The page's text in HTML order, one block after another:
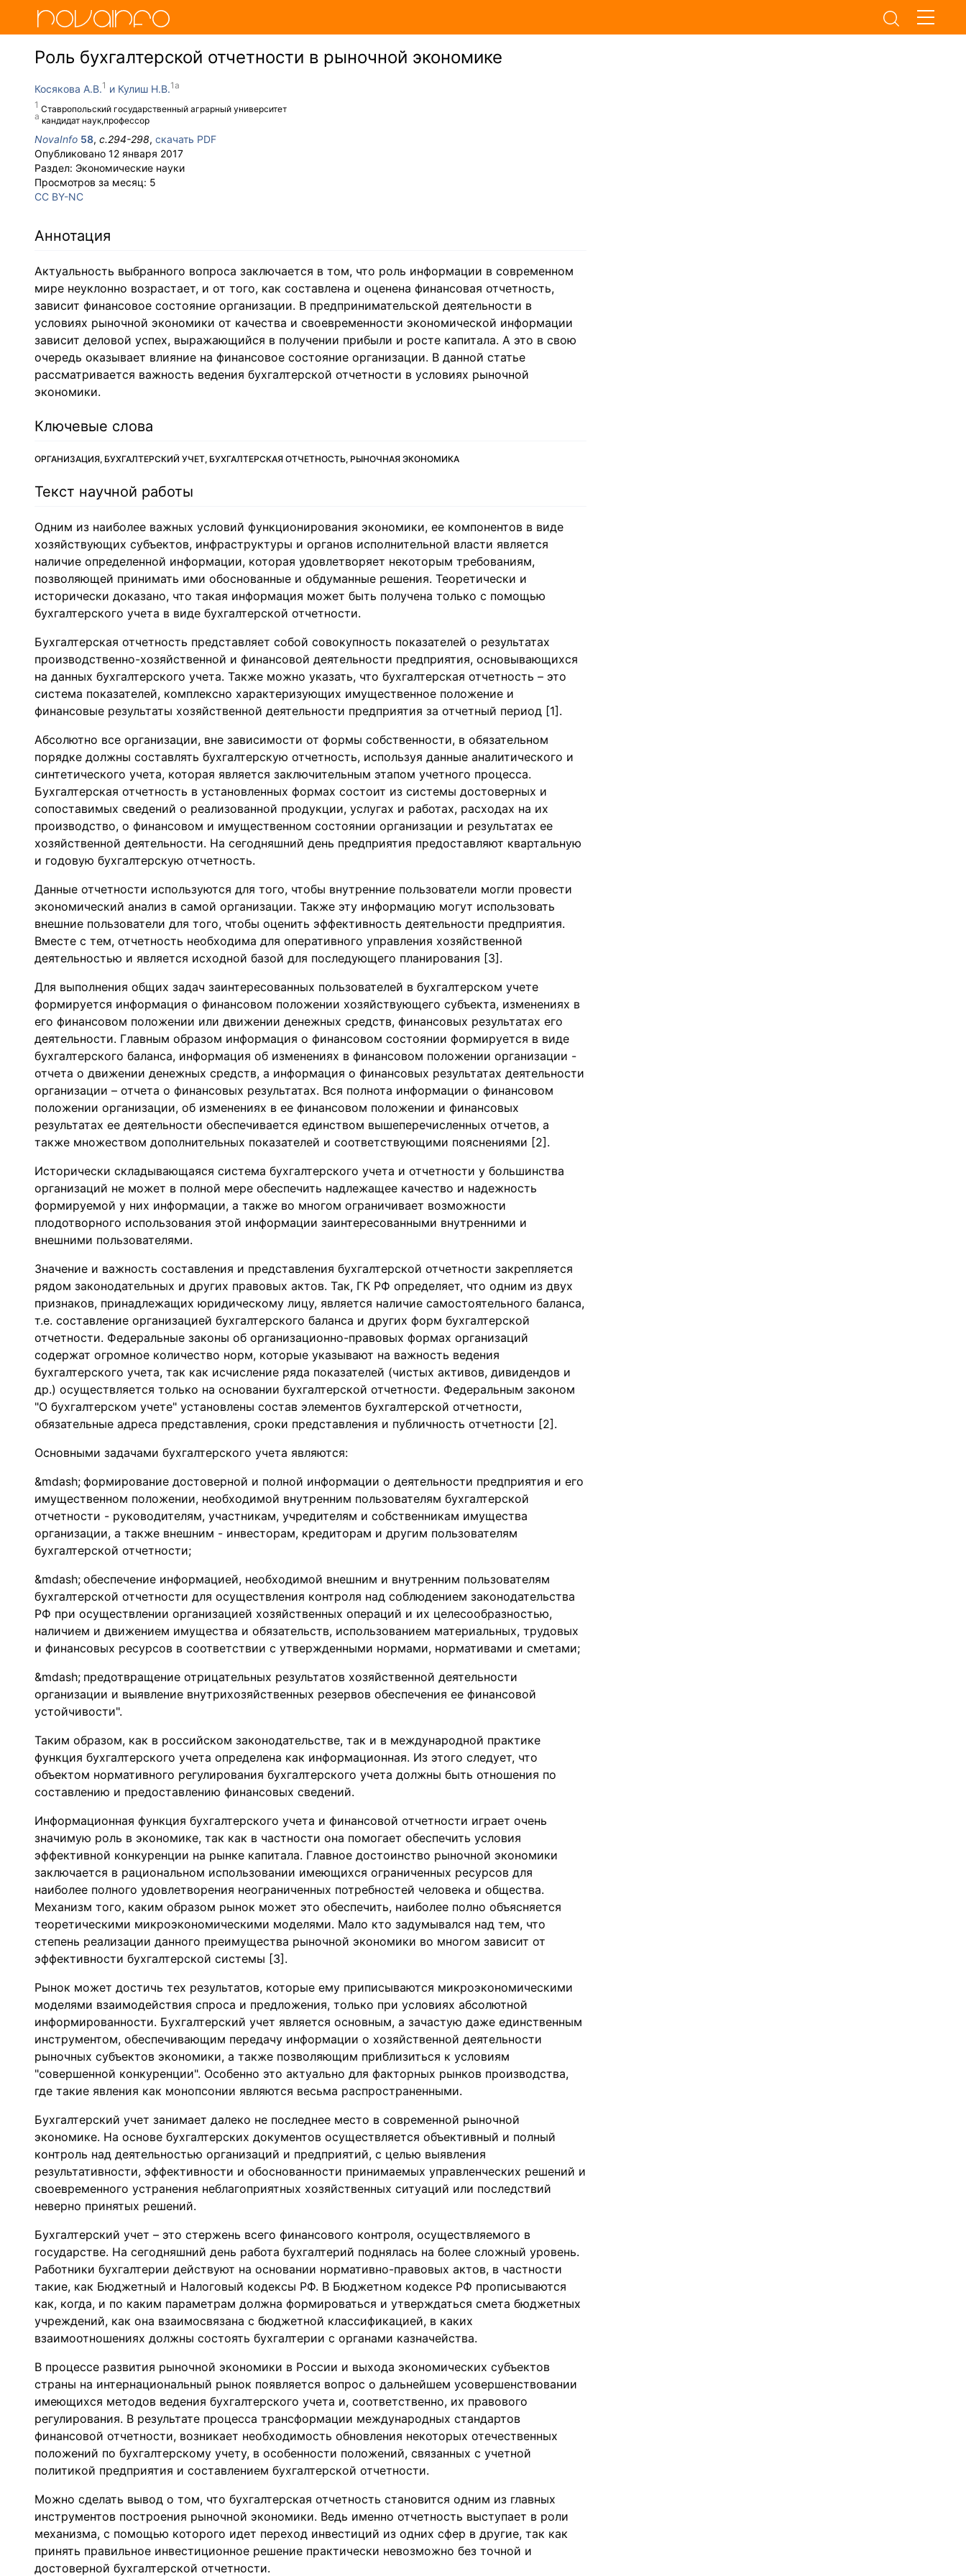
Роль бухгалтерской отчетности в рыночной экономике
Косякова А.В.
Ставропольский государственный аграрный университет
Кулиш Н.В.
кандидат наук,профессор
NovaInfo 58, с.294-298, скачать PDF
Опубликовано 12 января 2017
Раздел: Экономические науки
Просмотров за месяц: 5
CC BY-NC
Аннотация
Актуальность выбранного вопроса заключается в том, что роль информации в современном
мире неуклонно возрастает, и от того, как составлена и оценена финансовая отчетность,
зависит финансовое состояние организации. В предпринимательской деятельности в
условиях рыночной экономики от качества и своевременности экономической информации
зависит деловой успех, выражающийся в получении прибыли и росте капитала. А это в свою
очередь оказывает влияние на финансовое состояние организации. В данной статье
рассматривается важность ведения бухгалтерской отчетности в условиях рыночной
экономики.
Ключевые слова
ОРГАНИЗАЦИЯ, БУХГАЛТЕРСКИЙ УЧЕТ, БУХГАЛТЕРСКАЯ ОТЧЕТНОСТЬ, РЫНОЧНАЯ ЭКОНОМИКА
Текст научной работы
Одним из наиболее важных условий функционирования экономики, ее компонентов в виде
хозяйствующих субъектов, инфраструктуры и органов исполнительной власти является
наличие определенной информации, которая удовлетворяет некоторым требованиям,
позволяющей принимать ими обоснованные и обдуманные решения. Теоретически и
исторически доказано, что такая информация может быть получена только с помощью
бухгалтерского учета в виде бухгалтерской отчетности.
Бухгалтерская отчетность представляет собой совокупность показателей о результатах
производственно-хозяйственной и финансовой деятельности предприятия, основывающихся
на данных бухгалтерского учета. Также можно указать, что бухгалтерская отчетность – это
система показателей, комплексно характеризующих имущественное положение и
финансовые результаты хозяйственной деятельности предприятия за отчетный период [1].
Абсолютно все организации, вне зависимости от формы собственности, в обязательном
порядке должны составлять бухгалтерскую отчетность, используя данные аналитического и
синтетического учета, которая является заключительным этапом учетного процесса.
Бухгалтерская отчетность в установленных формах состоит из системы достоверных и
сопоставимых сведений о реализованной продукции, услугах и работах, расходах на их
производство, о финансовом и имущественном состоянии организации и результатах ее
хозяйственной деятельности. На сегодняшний день предприятия предоставляют квартальную
и годовую бухгалтерскую отчетность.
Данные отчетности используются для того, чтобы внутренние пользователи могли провести
экономический анализ в самой организации. Также эту информацию могут использовать
внешние пользователи для того, чтобы оценить эффективность деятельности предприятия.
Вместе с тем, отчетность необходима для оперативного управления хозяйственной
деятельностью и является исходной базой для последующего планирования [3].
Для выполнения общих задач заинтересованных пользователей в бухгалтерском учете
формируется информация о финансовом положении хозяйствующего субъекта, изменениях в
его финансовом положении или движении денежных средств, финансовых результатах его
деятельности. Главным образом информация о финансовом состоянии формируется в виде
бухгалтерского баланса, информация об изменениях в финансовом положении организации -
отчета о движении денежных средств, а информация о финансовых результатах деятельности
организации – отчета о финансовых результатах. Вся полнота информации о финансовом
положении организации, об изменениях в ее финансовом положении и финансовых
результатах ее деятельности обеспечивается единством вышеперечисленных отчетов, а
также множеством дополнительных показателей и соответствующими пояснениями [2].
Исторически складывающаяся система бухгалтерского учета и отчетности у большинства
организаций не может в полной мере обеспечить надлежащее качество и надежность
формируемой у них информации, а также во многом ограничивает возможности
плодотворного использования этой информации заинтересованными внутренними и
внешними пользователями.
Значение и важность составления и представления бухгалтерской отчетности закрепляется
рядом законодательных и других правовых актов. Так, ГК РФ определяет, что одним из двух
признаков, принадлежащих юридическому лицу, является наличие самостоятельного баланса,
т.е. составление организацией бухгалтерского баланса и других форм бухгалтерской
отчетности. Федеральные законы об организационно-правовых формах организаций
содержат огромное количество норм, которые указывают на важность ведения
бухгалтерского учета, так как исчисление ряда показателей (чистых активов, дивидендов и
др.) осуществляется только на основании бухгалтерской отчетности. Федеральным законом
"О бухгалтерском учете" установлены состав элементов бухгалтерской отчетности,
обязательные адреса представления, сроки представления и публичность отчетности [2].
Основными задачами бухгалтерского учета являются:
формирование достоверной и полной информации о деятельности предприятия и его
имущественном положении, необходимой внутренним пользователям бухгалтерской
отчетности - руководителям, участникам, учредителям и собственникам имущества
организации, а также внешним - инвесторам, кредиторам и другим пользователям
бухгалтерской отчетности;
обеспечение информацией, необходимой внешним и внутренним пользователям
бухгалтерской отчетности для осуществления контроля над соблюдением законодательства
РФ при осуществлении организацией хозяйственных операций и их целесообразностью,
наличием и движением имущества и обязательств, использованием материальных, трудовых
и финансовых ресурсов в соответствии с утвержденными нормами, нормативами и сметами;
предотвращение отрицательных результатов хозяйственной деятельности
организации и выявление внутрихозяйственных резервов обеспечения ее финансовой
устойчивости".
Таким образом, как в российском законодательстве, так и в международной практике
функция бухгалтерского учета определена как информационная. Из этого следует, что
объектом нормативного регулирования бухгалтерского учета должны быть отношения по
составлению и предоставлению финансовых сведений.
Информационная функция бухгалтерского учета и финансовой отчетности играет очень
значимую роль в экономике, так как в частности она помогает обеспечить условия
эффективной конкуренции на рынке капитала. Главное достоинство рыночной экономики
заключается в рациональном использовании имеющихся ограниченных ресурсов для
наиболее полного удовлетворения неограниченных потребностей человека и общества.
Механизм того, каким образом рынок может это обеспечить, наиболее полно объясняется
теоретическими микроэкономическими моделями. Мало кто задумывался над тем, что
степень реализации данного преимущества рыночной экономики во многом зависит от
эффективности бухгалтерской системы [3].
Рынок может достичь тех результатов, которые ему приписываются микроэкономическими
моделями взаимодействия спроса и предложения, только при условиях абсолютной
информированности. Бухгалтерский учет является основным, а зачастую даже единственным
инструментом, обеспечивающим передачу информации о хозяйственной деятельности
рыночных субъектов экономики, а также позволяющим приблизиться к условиям
"совершенной конкуренции". Особенно это актуально для факторных рынков производства,
где такие явления как монопсонии являются весьма распространенными.
Бухгалтерский учет занимает далеко не последнее место в современной рыночной
экономике. На основе бухгалтерских документов осуществляется объективный и полный
контроль над деятельностью организаций и предприятий, с целью выявления
результативности, эффективности и обоснованности принимаемых управленческих решений и
своевременного устранения неблагоприятных хозяйственных ситуаций или последствий
неверно принятых решений.
Бухгалтерский учет – это стержень всего финансового контроля, осуществляемого в
государстве. На сегодняшний день работа бухгалтерий поднялась на более сложный уровень.
Работники бухгалтерии действуют на основании нормативно-правовых актов, в частности
такие, как Бюджетный и Налоговый кодексы РФ. В Бюджетном кодексе РФ прописываются
как, когда, и по каким параметрам должна формироваться и утверждаться смета бюджетных
учреждений, как она взаимосвязана с бюджетной классификацией, в каких
взаимоотношениях должны состоять бухгалтерии с органами казначейства.
В процессе развития рыночной экономики в России и выхода экономических субъектов
страны на интернациональный рынок появляется вопрос о дальнейшем усовершенствовании
имеющихся методов ведения бухгалтерского учета и, соответственно, их правового
регулирования. В результате процесса трансформации международных стандартов
финансовой отчетности, возникает необходимость обновления некоторых отечественных
положений по бухгалтерскому учету, в особенности положений, связанных с учетной
политикой предприятия и составлением бухгалтерской отчетности.
Можно сделать вывод о том, что бухгалтерская отчетность становится одним из главных
инструментов построения рыночной экономики. Ведь именно отчетность выступает в роли
механизма, с помощью которого идет переход инвестиций из одних сфер в другие, так как
принять правильное инвестиционное решение практически невозможно без точной и
достоверной бухгалтерской отчетности.